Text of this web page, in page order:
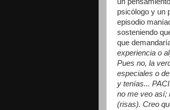
psicólogo y un
episodio
sosteniendo
que
experiencia o
Pues no, la
especiales o
y tenías...
no me veo así;
(risas). Creo